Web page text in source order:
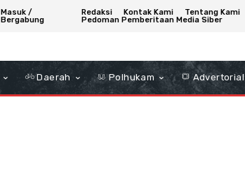
Masuk /
Bergabung
Redaksi Kontak Kami
Tentang Kami
Pedoman Pemberitaan Media Siber
Daerah Polhukam Advertorial